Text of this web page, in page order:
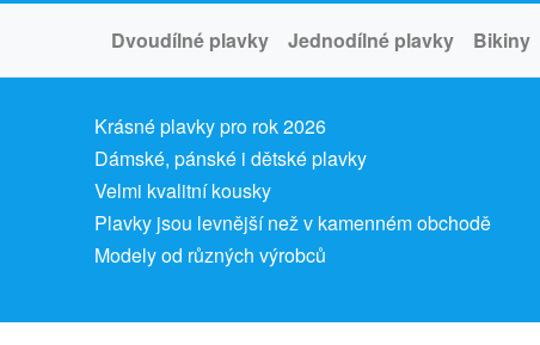
Dvoudílné plavky Jednodílné plavky Bikiny
Krásné plavky pro rok 2026
Dámské, pánské i dětské plavky
Velmi kvalitní kousky
Plavky jsou levnější než v kamenném obchodě
Modely od různých výrobců